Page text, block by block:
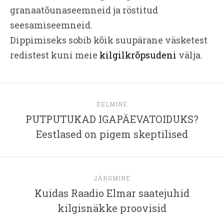
granaatõunaseemneid ja röstitud
seesamiseemneid.
Dippimiseks sobib kõik suupärane väsketest
redistest kuni meie kilgilkrõpsudeni välja.
EELMINE
PUTPUTUKAD IGAPÄEVATOIDUKS?
Eestlased on pigem skeptilised
JÄRGMINE
Kuidas Raadio Elmar saatejuhid
kilgisnäkke proovisid